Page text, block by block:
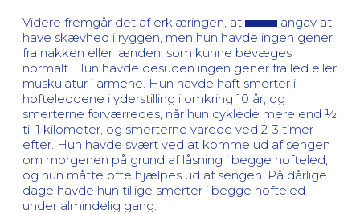
Videre fremgår det af erklæringen, at
angav at
have skævhed i ryggen, men hun havde ingen gener
fra nakken eller lænden, som kunne bevæges
normalt. Hun havde desuden ingen gener fra led eller
muskulatur i armene. Hun havde haft smerter i
hofteleddene i yderstilling i omkring 10 år, og
smerterne forværredes, når hun cyklede mere end ½
til 1 kilometer, og smerterne varede ved 2-3 timer
efter. Hun havde svært ved at komme ud af sengen
om morgenen på grund af låsning i begge hofteled,
og hun måtte ofte hjælpes ud af sengen. På dårlige
dage havde hun tillige smerter i begge hofteled
under almindelig gang.